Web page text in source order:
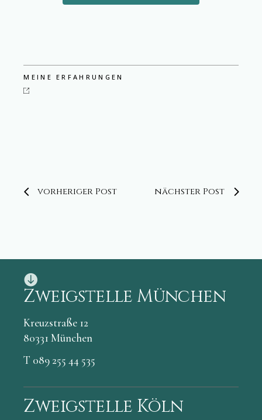
MEINE ERFAHRUNGEN
vorheriger Post nächster Post
Zweigstelle München
Kreuzstraße 12
80331 München
T 089 255 44 535
Zweigstelle Köln